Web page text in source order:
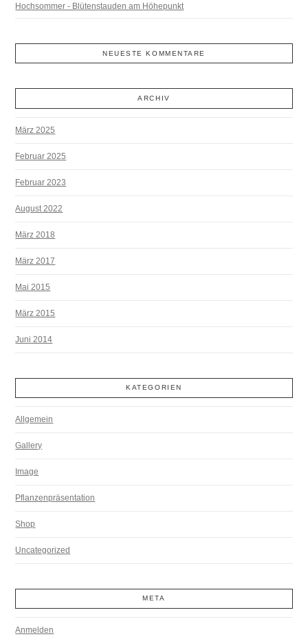
Hochsommer - Blütenstauden am Höhepunkt
NEUESTE KOMMENTARE
ARCHIV
März 2025
Februar 2025
Februar 2023
August 2022
März 2018
März 2017
Mai 2015
März 2015
Juni 2014
KATEGORIEN
Allgemein
Gallery
Image
Pflanzenpräsentation
Shop
Uncategorized
META
Anmelden